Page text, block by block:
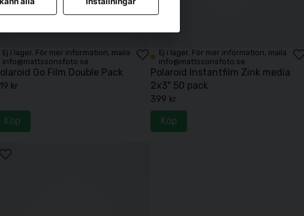
Ej i lager. För mer information, maila
info@mattssonsfoto.se
Go Film Double Pack
kr
Köp
Ej i lager. För mer information, maila
info@mattssonsfoto.se
Polaroid Instantfilm Zink media
2x3" 50 pack
399 kr
Köp